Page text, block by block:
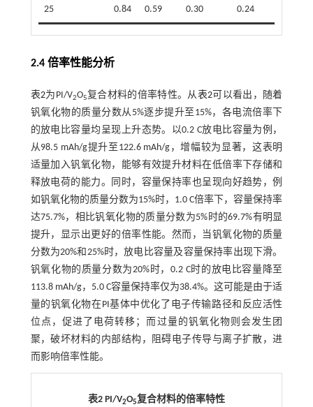
25 0.84 0.59 0.30 0.24
2.4 倍率性能分析
表2为PI/V2O5复合材料的倍率特性。从表2可以看出，随着
钒氧化物的质量分数从5%逐步提升至15%，各电流倍率下
的放电比容量均呈现上升态势。以0.2 C放电比容量为例，
从98.5 mAh/g提升至122.6 mAh/g，增幅较为显著，这表明
适量加入钒氧化物，能够有效提升材料在低倍率下存储和
释放电荷的能力。同时，容量保持率也呈现向好趋势，例
如钒氧化物的质量分数为15%时，1.0 C倍率下，容量保持率
达75.7%，相比钒氧化物的质量分数为5%时的69.7%有明显
提升，显示出更好的倍率性能。然而，当钒氧化物的质量
分数为20%和25%时，放电比容量及容量保持率出现下滑。
钒氧化物的质量分数为20%时，0.2 C时的放电比容量降至
113.8 mAh/g，5.0 C容量保持率仅为38.4%。这可能是由于适
量的钒氧化物在PI基体中优化了电子传输路径和反应活性
位点，促进了电荷转移；而过量的钒氧化物则会发生团
聚，破坏材料的内部结构，阻碍电子传导与离子扩散，进
而影响倍率性能。
表2 PI/V2O5复合材料的倍率特性